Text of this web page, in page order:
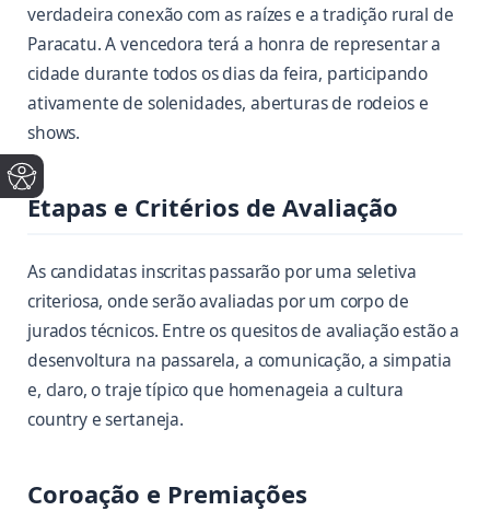
verdadeira conexão com as raízes e a tradição rural de
Paracatu. A vencedora terá a honra de representar a
cidade durante todos os dias da feira, participando
ativamente de solenidades, aberturas de rodeios e
shows.
Etapas e Critérios de Avaliação
As candidatas inscritas passarão por uma seletiva
criteriosa, onde serão avaliadas por um corpo de
jurados técnicos. Entre os quesitos de avaliação estão a
desenvoltura na passarela, a comunicação, a simpatia
e, claro, o traje típico que homenageia a cultura
country e sertaneja.
Coroação e Premiações